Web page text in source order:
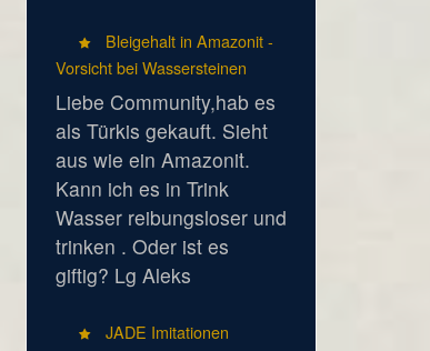
Bleigehalt in Amazonit -
Vorsicht bei Wassersteinen
Liebe Community,hab es
als Türkis gekauft. Sieht
aus wie ein Amazonit.
Kann ich es in Trink
Wasser reibungsloser und
trinken . Oder ist es
giftig? Lg Aleks
JADE Imitationen